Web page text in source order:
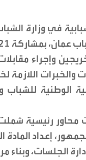
في وزارة
وإجراء
والخبرات
الوطنية
5 أيام، وغطت محاور
إعداد المادة
الجلسات، وبناء